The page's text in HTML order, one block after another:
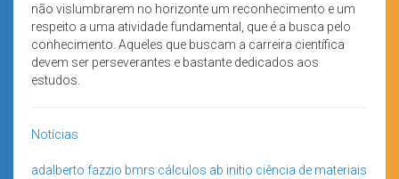
não vislumbrarem no horizonte um reconhecimento e um
respeito a uma atividade fundamental, que é a busca pelo
conhecimento. Aqueles que buscam a carreira científica
devem ser perseverantes e bastante dedicados aos
estudos.
Notícias
adalberto fazzio bmrs cálculos ab initio ciência de materiais